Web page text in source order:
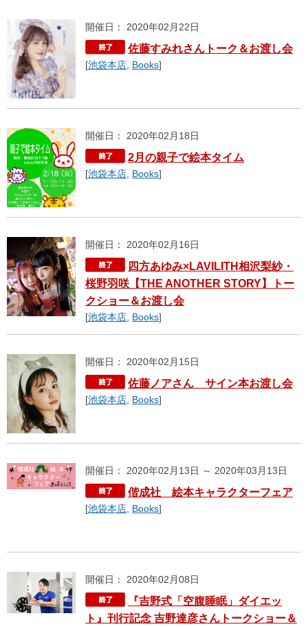
開催日： 2020年02月22日
佐藤すみれさんトーク＆お渡し会
[池袋本店 Books]
開催日： 2020年02月18日
2月の親子で絵本タイム
[池袋本店 Books]
開催日： 2020年02月16日
四方あゆみ×LAVILITH相沢梨紗・
桜野羽咲【THE ANOTHER STORY】トー
クショー＆お渡し会
[池袋本店 Books]
開催日： 2020年02月15日
佐藤ノアさん サイン本お渡し会
[池袋本店 Books]
開催日： 2020年02月13日 ～ 2020年03月13日
偕成社 絵本キャラクターフェア
[池袋本店 Books]
開催日： 2020年02月08日
『吉野式「空腹睡眠」ダイエッ
ト』刊行記念 吉野達彦さんトークショー＆